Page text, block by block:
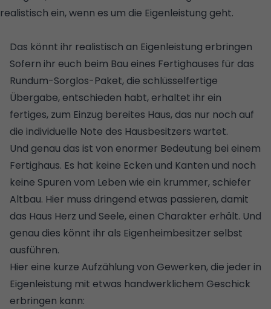
realistisch ein, wenn es um die Eigenleistung geht.
Das könnt ihr realistisch an Eigenleistung erbringen
Sofern ihr euch beim Bau eines Fertighauses für das
Rundum-Sorglos-Paket, die schlüsselfertige
Übergabe, entschieden habt, erhaltet ihr ein
fertiges, zum Einzug bereites Haus, das nur noch auf
die individuelle Note des Hausbesitzers wartet.
Und genau das ist von enormer Bedeutung bei einem
Fertighaus. Es hat keine Ecken und Kanten und noch
keine Spuren vom Leben wie ein krummer, schiefer
Altbau. Hier muss dringend etwas passieren, damit
das Haus Herz und Seele, einen Charakter erhält. Und
genau dies könnt ihr als Eigenheimbesitzer selbst
ausführen.
Hier eine kurze Aufzählung von Gewerken, die jeder in
Eigenleistung mit etwas handwerklichem Geschick
erbringen kann: